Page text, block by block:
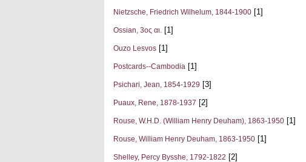
Nietzsche, Friedrich Wilhelum, 1844-1900 [1]
Ossian, 3ος αι. [1]
Ouzo Lesvos [1]
Postcards--Cambodia [1]
Psichari, Jean, 1854-1929 [3]
Puaux, Rene, 1878-1937 [2]
Rouse, W.H.D. (William Henry Deuham), 1863-1950 [1]
Rouse, William Henry Deuham, 1863-1950 [1]
Shelley, Percy Bysshe, 1792-1822 [2]